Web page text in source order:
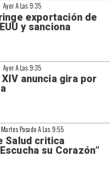
Ayer A Las 9:35
exportación de
y sanciona
Ayer A Las 9:35
XIV anuncia gira por
Martes Pasado A Las 9:55
Salud critica
su Corazón”